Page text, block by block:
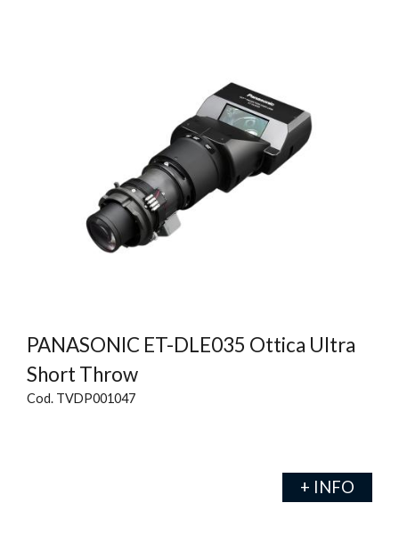
PANASONIC ET-DLE035 Ottica Ultra
Short Throw
Cod. TVDP001047
+ INFO